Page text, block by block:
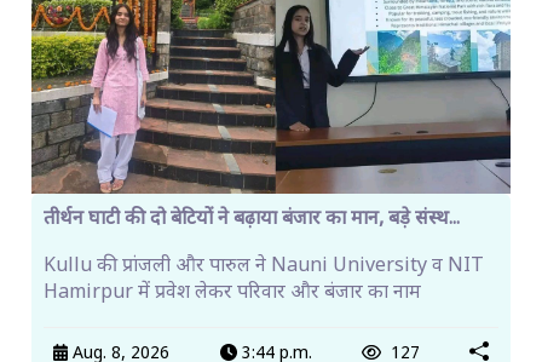
तीर्थन घाटी की दो बेटियों ने बढ़ाया बंजार का मान, बड़े संस्थ...
Kullu की प्रांजली और पारुल ने Nauni University व NIT
Hamirpur में प्रवेश लेकर परिवार और बंजार का नाम
Aug. 8, 2026 3:44 p.m. 127